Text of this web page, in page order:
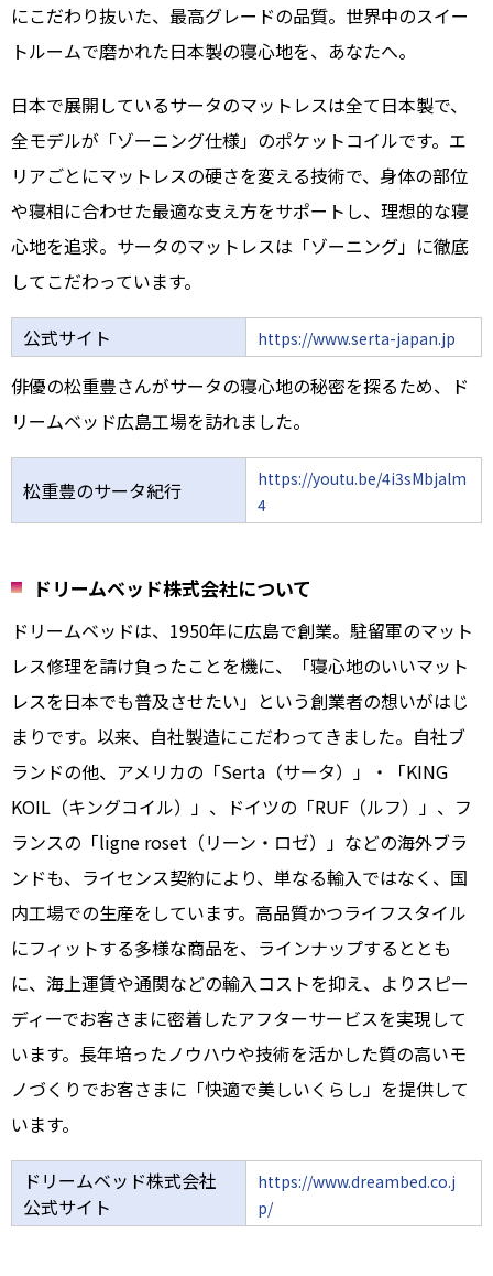
にこだわり抜いた、最高グレードの品質。世界中のスイー
トルームで磨かれた日本製の寝心地を、あなたへ。
日本で展開しているサータのマットレスは全て日本製で、
全モデルが「ゾーニング仕様」のポケットコイルです。エ
リアごとにマットレスの硬さを変える技術で、身体の部位
や寝相に合わせた最適な支え方をサポートし、理想的な寝
心地を追求。サータのマットレスは「ゾーニング」に徹底
してこだわっています。
公式サイト https://www.serta-japan.jp
俳優の松重豊さんがサータの寝心地の秘密を探るため、ド
リームベッド広島工場を訪れました。
松重豊のサータ紀行
https://youtu.be/4i3sMbjalm
4
ドリームベッド株式会社について
ドリームベッドは、1950年に広島で創業。駐留軍のマット
レス修理を請け負ったことを機に、「寝心地のいいマット
レスを日本でも普及させたい」という創業者の想いがはじ
まりです。以来、自社製造にこだわってきました。自社ブ
ランドの他、アメリカの「Serta（サータ）」・「KING
KOIL（キングコイル）」、ドイツの「RUF（ルフ）」、フ
ランスの「ligne roset（リーン・ロゼ）」などの海外ブラ
ンドも、ライセンス契約により、単なる輸入ではなく、国
内工場での生産をしています。高品質かつライフスタイル
にフィットする多様な商品を、ラインナップするととも
に、海上運賃や通関などの輸入コストを抑え、よりスピー
ディーでお客さまに密着したアフターサービスを実現して
います。長年培ったノウハウや技術を活かした質の高いモ
ノづくりでお客さまに「快適で美しいくらし」を提供して
います。
ドリームベッド株式会社
公式サイト
https://www.dreambed.co.j
p/